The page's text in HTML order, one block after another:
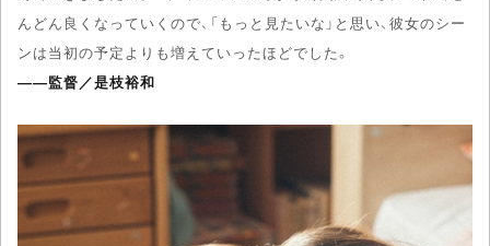
んどん良くなっていくので、「もっと見たいな」と思い、彼女のシー
ンは当初の予定よりも増えていったほどでした。
――監督／是枝裕和